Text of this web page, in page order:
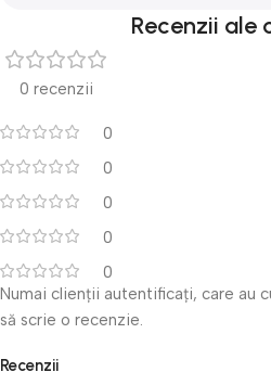
Recenzii ale
0 recenzii
0
0
0
0
0
Recenzii
Numai clienții autentificați, care au
să scrie o recenzie.